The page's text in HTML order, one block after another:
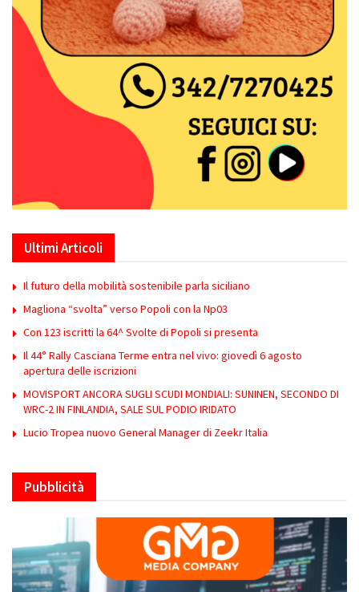
Ultimi Articoli
Il futuro della mobilità sostenibile parla siciliano
Magliona “svolta” verso Popoli con la Np03
Con 123 iscritti la 64^ Svolte di Popoli si presenta
Il 44° Rally Casciana Terme entra nel vivo: giovedì 6 agosto
apertura delle iscrizioni
MOVISPORT ANCORA SUGLI SCUDI MONDIALI: SUNINEN, SECONDO DI
WRC-2 IN FINLANDIA, SALE SUL PODIO IRIDATO
Lucio Tropea nuovo General Manager di Zeekr Italia
Pubblicità